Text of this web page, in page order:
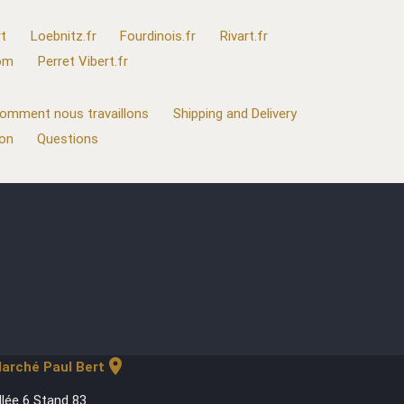
Loebnitz.fr Fourdinois.fr
Rivart.fr
Perret Vibert.fr
nous travaillons
Shipping and Delivery
Questions
Paul Bert location_on
6 Stand 83